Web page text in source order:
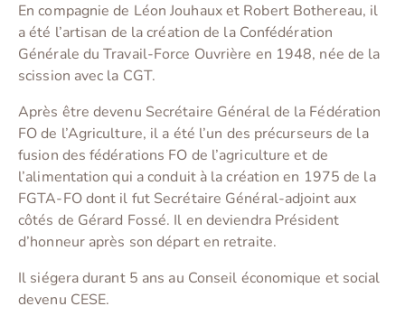
En compagnie de Léon Jouhaux et Robert Bothereau, il
a été l’artisan de la création de la Confédération
Générale du Travail-Force Ouvrière en 1948, née de la
scission avec la CGT.
Après être devenu Secrétaire Général de la Fédération
FO de l’Agriculture, il a été l’un des précurseurs de la
fusion des fédérations FO de l’agriculture et de
l’alimentation qui a conduit à la création en 1975 de la
FGTA-FO dont il fut Secrétaire Général-adjoint aux
côtés de Gérard Fossé. Il en deviendra Président
d’honneur après son départ en retraite.
Il siégera durant 5 ans au Conseil économique et social
devenu CESE.